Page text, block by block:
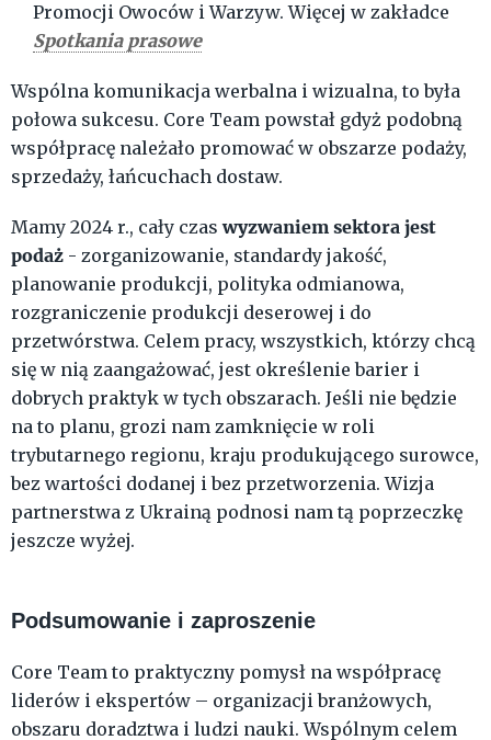
Promocji Owoców i Warzyw. Więcej w zakładce
Spotkania prasowe
Wspólna komunikacja werbalna i wizualna, to była
połowa sukcesu. Core Team powstał gdyż podobną
współpracę należało promować w obszarze podaży,
sprzedaży, łańcuchach dostaw.
Mamy 2024 r., cały czaswyzwaniem sektora jest
podaż - zorganizowanie, standardy jakość,
planowanie produkcji, polityka odmianowa,
rozgraniczenie produkcji deserowej i do
przetwórstwa. Celem pracy, wszystkich, którzy chcą
się w nią zaangażować, jest określenie barier i
dobrych praktyk w tych obszarach. Jeśli nie będzie
na to planu, grozi nam zamknięcie w roli
trybutarnego regionu, kraju produkującego surowce,
bez wartości dodanej i bez przetworzenia. Wizja
partnerstwa z Ukrainą podnosi nam tą poprzeczkę
jeszcze wyżej.
Podsumowanie i zaproszenie
Core Team to praktyczny pomysł na współpracę
liderów i ekspertów – organizacji branżowych,
obszaru doradztwa i ludzi nauki. Wspólnym celem